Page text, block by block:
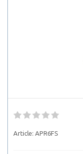
Article: APR6FS